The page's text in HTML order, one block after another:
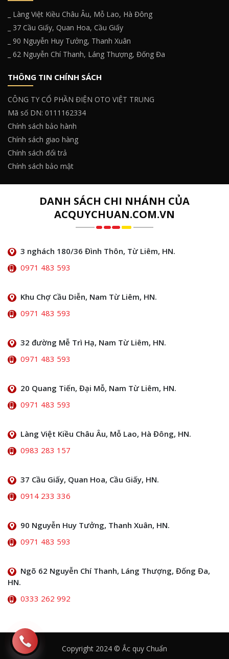
_ Làng Việt Kiều Châu Âu, Mỗ Lao, Hà Đông
_ 37 Cầu Giấy, Quan Hoa, Cầu Giấy
_ 90 Nguyễn Huy Tưởng, Thanh Xuân
_ 62 Nguyễn Chí Thanh, Láng Thượng, Đống Đa
THÔNG TIN CHÍNH SÁCH
CÔNG TY CỔ PHẦN ĐIỆN OTO VIỆT TRUNG
Mã số DN: 0111162334
Chính sách bảo hành
Chính sách giao hàng
Chính sách đổi trả
Chính sách bảo mật
DANH SÁCH CHI NHÁNH CỦA
ACQUYCHUAN.COM.VN
3 nghách 180/36 Đình Thôn, Từ Liêm, HN.
0971 483 593
Khu Chợ Cầu Diễn, Nam Từ Liêm, HN.
0971 483 593
32 đường Mễ Trì Hạ, Nam Từ Liêm, HN.
0971 483 593
20 Quang Tiến, Đại Mỗ, Nam Từ Liêm, HN.
0971 483 593
Làng Việt Kiều Châu Âu, Mỗ Lao, Hà Đông, HN.
0983 283 157
37 Cầu Giấy, Quan Hoa, Cầu Giấy, HN.
0914 233 336
90 Nguyễn Huy Tưởng, Thanh Xuân, HN.
0971 483 593
Ngõ 62 Nguyễn Chí Thanh, Láng Thượng, Đống Đa,
HN.
0333 262 992
Copyright 2024 © Ắc quy Chuẩn